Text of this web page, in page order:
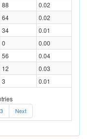
88
0.02
64
0.02
34
0.01
0
0.00
56
0.04
12
0.03
3 0.01
3 Next